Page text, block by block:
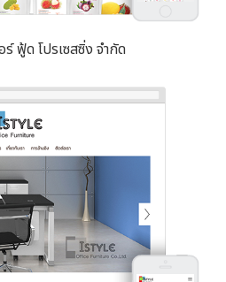
ฟู้ด โปรเซสซิ่ง จำกัด